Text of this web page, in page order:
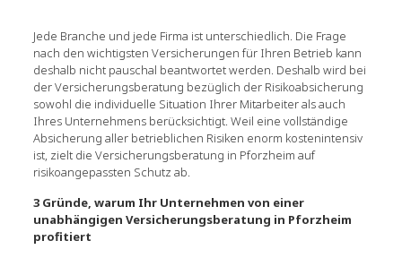
Jede Branche und jede Firma ist unterschiedlich. Die Frage
nach den wichtigsten Versicherungen für Ihren Betrieb kann
deshalb nicht pauschal beantwortet werden. Deshalb wird bei
der Versicherungsberatung bezüglich der Risikoabsicherung
sowohl die individuelle Situation Ihrer Mitarbeiter als auch
Ihres Unternehmens berücksichtigt. Weil eine vollständige
Absicherung aller betrieblichen Risiken enorm kostenintensiv
ist, zielt die Versicherungsberatung in Pforzheim auf
risikoangepassten Schutz ab.
3 Gründe, warum Ihr Unternehmen von einer
unabhängigen Versicherungsberatung in Pforzheim
profitiert